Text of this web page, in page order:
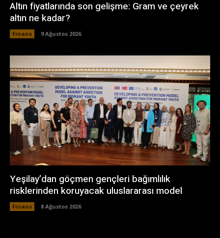
Altın fiyatlarında son gelişme: Gram ve çeyrek
altın ne kadar?
Finans 9 Ağustos 2026
Yeşilay’dan göçmen gençleri bağımlılık
risklerinden koruyacak uluslararası model
Finans 8 Ağustos 2026